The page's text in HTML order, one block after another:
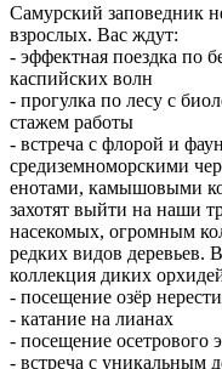
Самурский заповедник
взрослых. Вас ждут:
- эффектная поездка по
каспийских волн
- прогулка по лесу с
стажем работы
- встреча с флорой и
средиземноморскими
енотами, камышовыми
захотят выйти на наши
насекомых, огромным
редких видов деревьев.
коллекция диких
- посещение озёр
- катание на лианах
- посещение осетрового
- встреча с уникальным